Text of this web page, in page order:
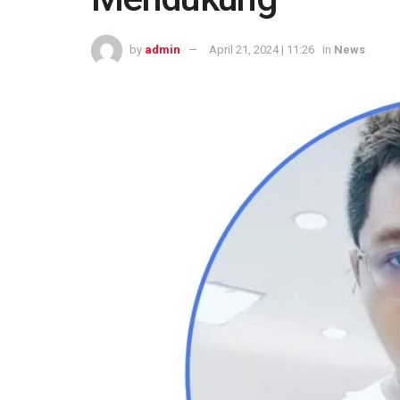
by admin April 21, 2024 | 11:26 in News